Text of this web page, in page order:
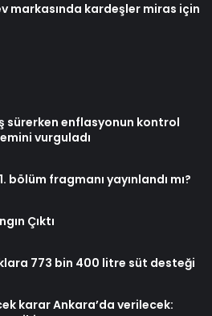
markasında kardeşler miras için
sürerken enflasyonun kontrol
vurguladı
bölüm fragmanı yayınlandı mı?
Çıktı
773 bin 400 litre süt desteği
karar Ankara’da verilecek: